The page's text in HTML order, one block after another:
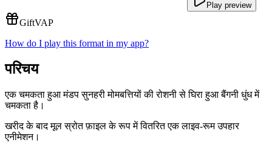
Play preview
GiftVAP
How do I play this format in my app?
परिचय
एक चमकता हुआ मंडप सुनहरी मोमबत्तियों की रोशनी से घिरा हुआ बैंगनी धुंध में
चमकता है।
खरीद के बाद मूल स्रोत फ़ाइल के रूप में वितरित एक लाइव-रूम उपहार
एनीमेशन।